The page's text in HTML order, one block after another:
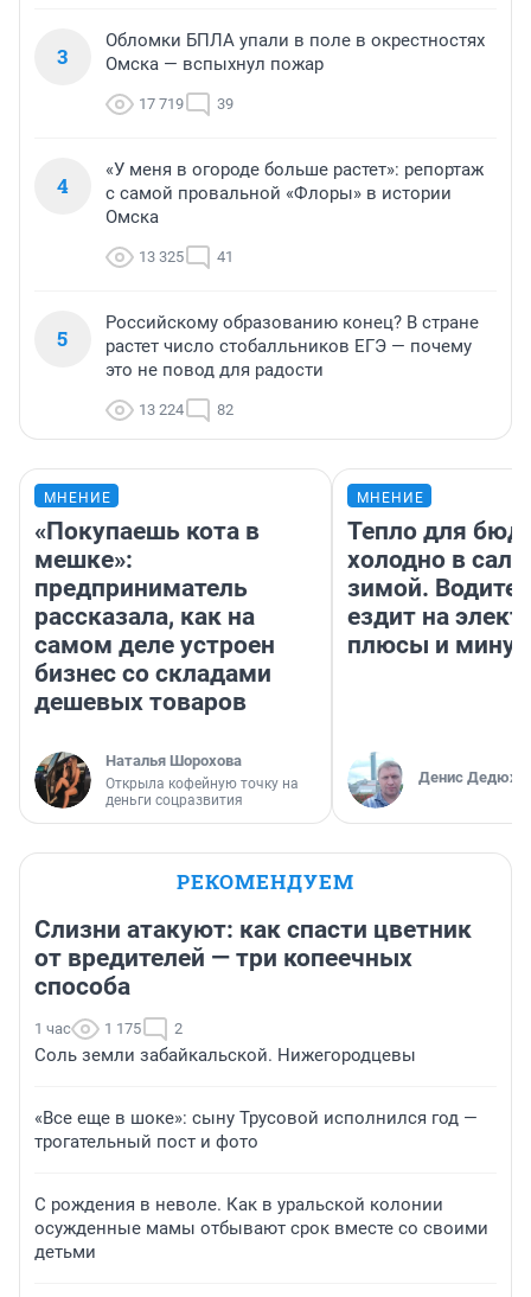
3
Обломки БПЛА упали в поле в окрестностях
Омска — вспыхнул пожар
17 719 39
4
«У меня в огороде больше растет»: репортаж
с самой провальной «Флоры» в истории
Омска
13 325 41
5
Российскому образованию конец? В стране
растет число стобалльников ЕГЭ — почему
это не повод для радости
13 224 82
МНЕНИЕ
«Покупаешь кота в
мешке»:
предприниматель
рассказала, как на
самом деле устроен
бизнес со складами
дешевых товаров
Наталья Шорохова
Открыла кофейную точку на
деньги соцразвития
МНЕНИЕ
Тепло для
холодно в
зимой.
ездит на
плюсы и
Денис
РЕКОМЕНДУЕМ
Слизни атакуют: как спасти цветник
от вредителей — три копеечных
способа
1 час 1 175 2
Соль земли забайкальской. Нижегородцевы
«Все еще в шоке»: сыну Трусовой исполнился год —
трогательный пост и фото
С рождения в неволе. Как в уральской колонии
осужденные мамы отбывают срок вместе со своими
детьми